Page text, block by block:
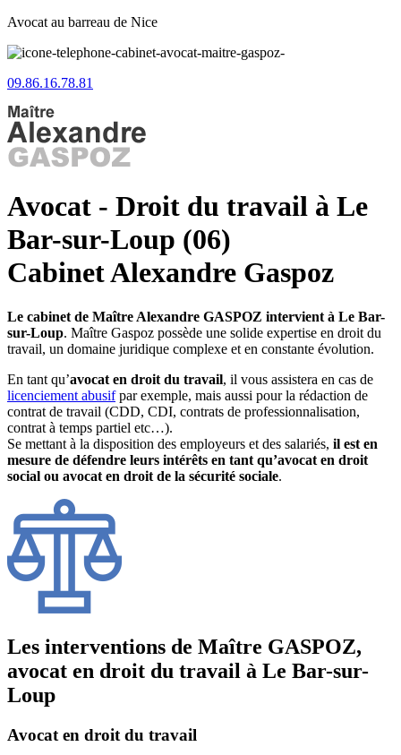
Avocat au barreau de Nice
09.86.16.78.81
Avocat - Droit du travail à Le
Bar-sur-Loup (06)
Cabinet Alexandre Gaspoz
Le cabinet de Maître Alexandre GASPOZ intervient à Le Bar-
sur-Loup. Maître Gaspoz possède une solide expertise en droit du
travail, un domaine juridique complexe et en constante évolution.
En tant qu’avocat en droit du travail, il vous assistera en cas de
licenciement abusifpar exemple, mais aussi pour la rédaction de
contrat de travail (CDD, CDI, contrats de professionnalisation,
contrat à temps partiel etc…).
Se mettant à la disposition des employeurs et des salariés, il est en
mesure de défendre leurs intérêts en tant qu’avocat en droit
social ou avocat en droit de la sécurité sociale.
Les interventions de Maître GASPOZ,
avocat en droit du travail à Le Bar-sur-
Loup
Avocat en droit du travail